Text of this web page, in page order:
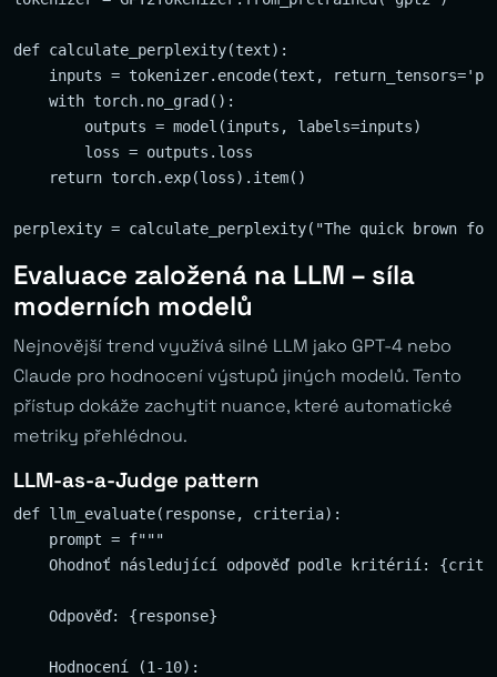
def calculate_perplexity(text):
inputs = tokenizer.encode(text,
    with torch.no_grad():
        outputs = model(inputs, labels=inputs)
        loss = outputs.loss
    return torch.exp(loss).item()
Evaluace založená na LLM – síla
moderních modelů
Nejnovější trend využívá silné LLM jako GPT-4 nebo
Claude pro hodnocení výstupů jiných modelů. Tento
přístup dokáže zachytit nuance, které automatické
metriky přehlédnou.
LLM-as-a-Judge pattern
def llm_evaluate(response, criteria):
    prompt = f"""
Ohodnoť následující odpověď podle kritérií:
    Odpověď: {response}
    Hodnocení (1-10):